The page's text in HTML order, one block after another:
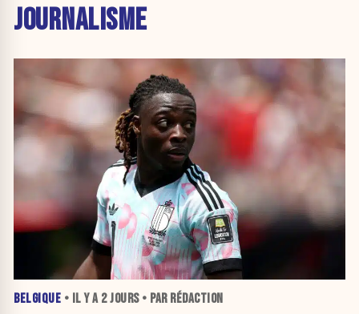
JOURNALISME
BELGIQUE • IL Y A 2 JOURS• PAR RÉDACTION